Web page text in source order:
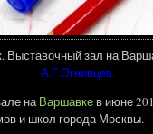
Выставочный зал на
А.Г.Огнивцев.
наВаршавке в июне
и школ города Москвы.